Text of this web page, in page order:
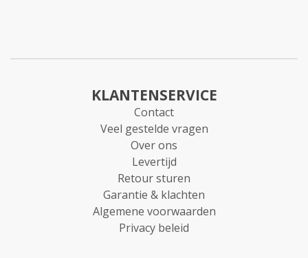
KLANTENSERVICE
Contact
Veel gestelde vragen
Over ons
Levertijd
Retour sturen
Garantie & klachten
Algemene voorwaarden
Privacy beleid